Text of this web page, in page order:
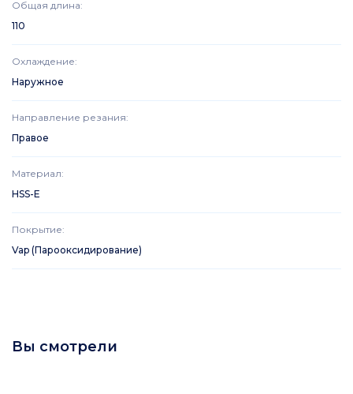
Общая длина:
110
Охлаждение:
Наружное
Направление резания:
Правое
Материал:
HSS-E
Покрытие:
Vap (Парооксидирование)
Вы смотрели